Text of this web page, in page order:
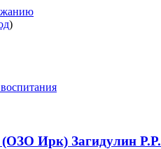
)
(ОЗО Ирк) Загидулин Р.Р.